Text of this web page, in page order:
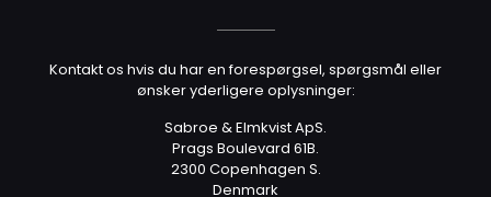
Kontakt os hvis du har en forespørgsel, spørgsmål eller
ønsker yderligere oplysninger:
Sabroe & Elmkvist ApS.
Prags Boulevard 61B.
2300 Copenhagen S.
Denmark